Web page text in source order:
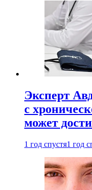
Эксперт
с
может
1 год спустя1 год